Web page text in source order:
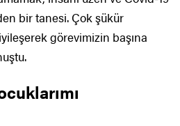
bir tanesi. Çok şükür
görevimizin başına